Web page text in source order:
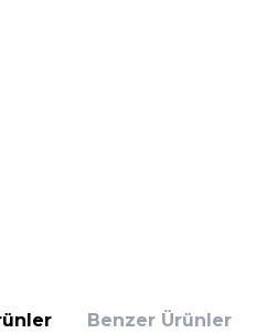
Benzer Ürünler